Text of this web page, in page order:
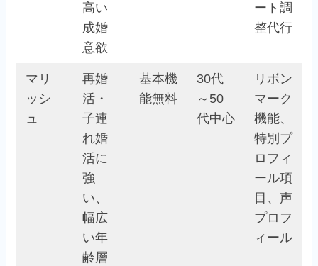
高い
成婚
意欲
ート調
整代行
マリ
ッシ
ュ
再婚
活・
子連
れ婚
活に
強
い、
幅広
い年
齢層
基本機
能無料
30代
～50
代中心
リボン
マーク
機能、
特別プ
ロフィ
ール項
目、声
プロフ
ィール